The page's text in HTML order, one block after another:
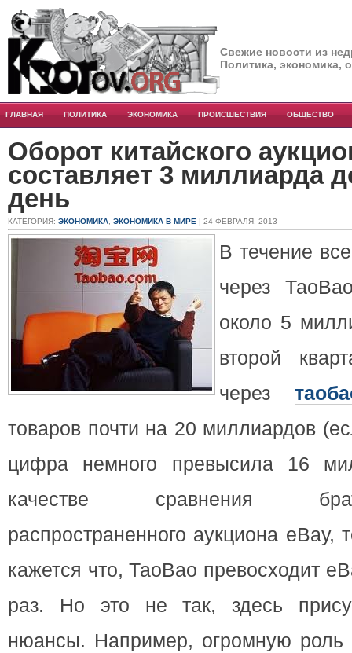
Свежие новости из
Политика, экономика,
ГЛАВНАЯ ПОЛИТИКА ЭКОНОМИКА ПРОИСШЕСТВИЯ ОБЩЕСТВО
Оборот китайского
составляет 3 миллиарда
день
КАТЕГОРИЯ: ЭКОНОМИКА ЭКОНОМИКА В МИРЕ | 24 ФЕВРАЛЯ, 2013
В течение
через
около 5
второй
через
товаров почти на 20 миллиардов
цифра немного превысила 16
качестве сравнения
распространенного аукциона еВау,
кажется что, ТаоВао превосходит
раз. Но это не так, здесь
нюансы. Например, огромную